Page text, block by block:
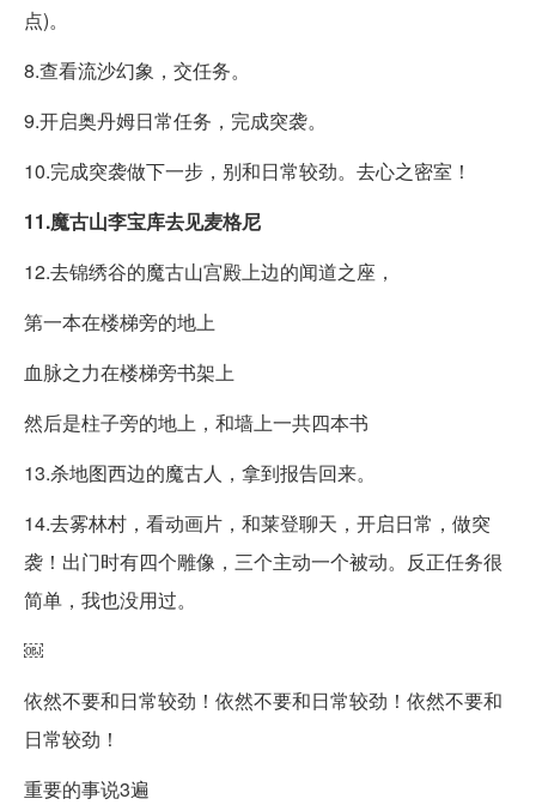
点)。
8.查看流沙幻象，交任务。
9.开启奥丹姆日常任务，完成突袭。
10.完成突袭做下一步，别和日常较劲。去心之密室！
11.魔古山李宝库去见麦格尼
12.去锦绣谷的魔古山宫殿上边的闻道之座，
第一本在楼梯旁的地上
血脉之力在楼梯旁书架上
然后是柱子旁的地上，和墙上一共四本书
13.杀地图西边的魔古人，拿到报告回来。
14.去雾林村，看动画片，和莱登聊天，开启日常，做突
袭！出门时有四个雕像，三个主动一个被动。反正任务很
简单，我也没用过。
￼
依然不要和日常较劲！依然不要和日常较劲！依然不要和
日常较劲！
重要的事说3遍